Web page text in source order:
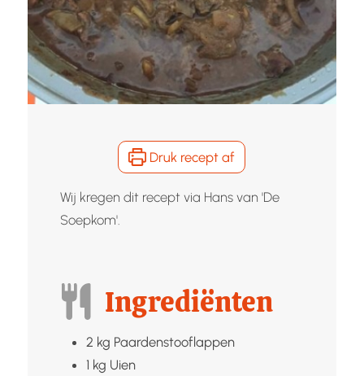
Druk recept af
Wij kregen dit recept via Hans van 'De
Soepkom'.
Ingrediënten
2 kg Paardenstooflappen
1 kg Uien